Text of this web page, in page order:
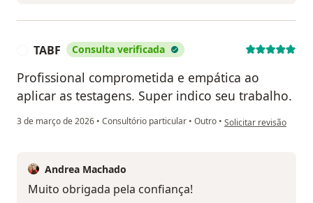
TABF Consulta verificada
Profissional comprometida e empática ao
aplicar as testagens. Super indico seu trabalho.
3 de março de 2026 • Consultório particular • Outro • na opinião do
Solicitar revisão
Andrea Machado
Muito obrigada pela confiança!